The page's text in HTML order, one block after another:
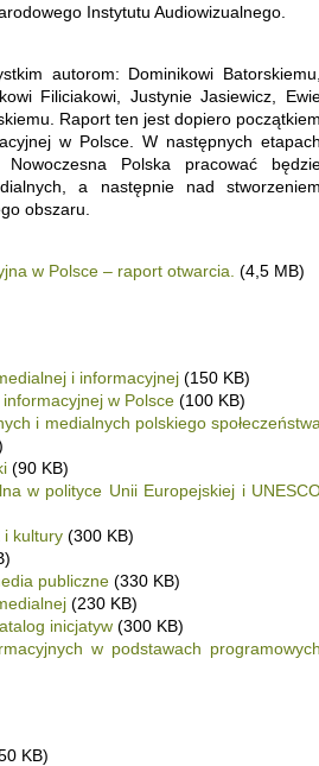
Instytutu Audiowizualnego.
autorom: Dominikowi Batorskiemu,
Filiciakowi, Justynie Jasiewicz,
Raport ten jest dopiero początkiem
w Polsce. W następnych etapach
Nowoczesna Polska pracować
a następnie nad stworzeniem
obszaru.
w Polsce – raport otwarcia. (4,5 MB)
i informacyjnej (150 KB)
w Polsce (100 KB)
i medialnych polskiego społeczeństwa
(90 KB)
w polityce Unii Europejskiej i
i kultury (300 KB)
publiczne (330 KB)
(230 KB)
inicjatyw (300 KB)
w podstawach programowych
KB)